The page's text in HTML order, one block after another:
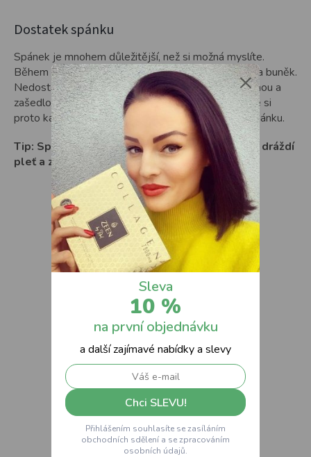
Dostatek spánku
Spánek je mnohem důležitější, než si možná myslíte.
Během noci probíhá v pokožce regenerace a obnova buněk.
Nedostatek spánku se může projevit otoky, unavenou a
zašedlou pletí a urychlením tvorby vrásek. Dopřejte si
proto každou noc minimálně 7–8 hodin kvalitního spánku.
Tip: Spěte na hedvábném polštáři, který méně dráždí
pleť a zabraňuje tvorbě otlaků a vrásek.
×
Sleva
10 %
na první objednávku
a další zajímavé nabídky a slevy
Chci SLEVU!
Přihlášením souhlasíte se zasíláním
obchodních sdělení a se zpracováním
osobních údajů.